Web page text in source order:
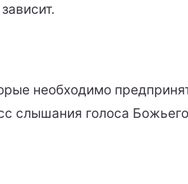
необходимо
слышания голоса